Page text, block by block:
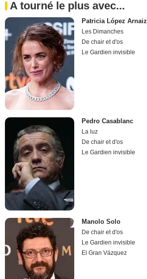
A tourné le plus avec...
Patricia López Arnaiz
Les Dimanches
De chair et d'os
Le Gardien invisible
Pedro Casablanc
La luz
De chair et d'os
Le Gardien invisible
Manolo Solo
De chair et d'os
Le Gardien invisible
El Gran Vázquez